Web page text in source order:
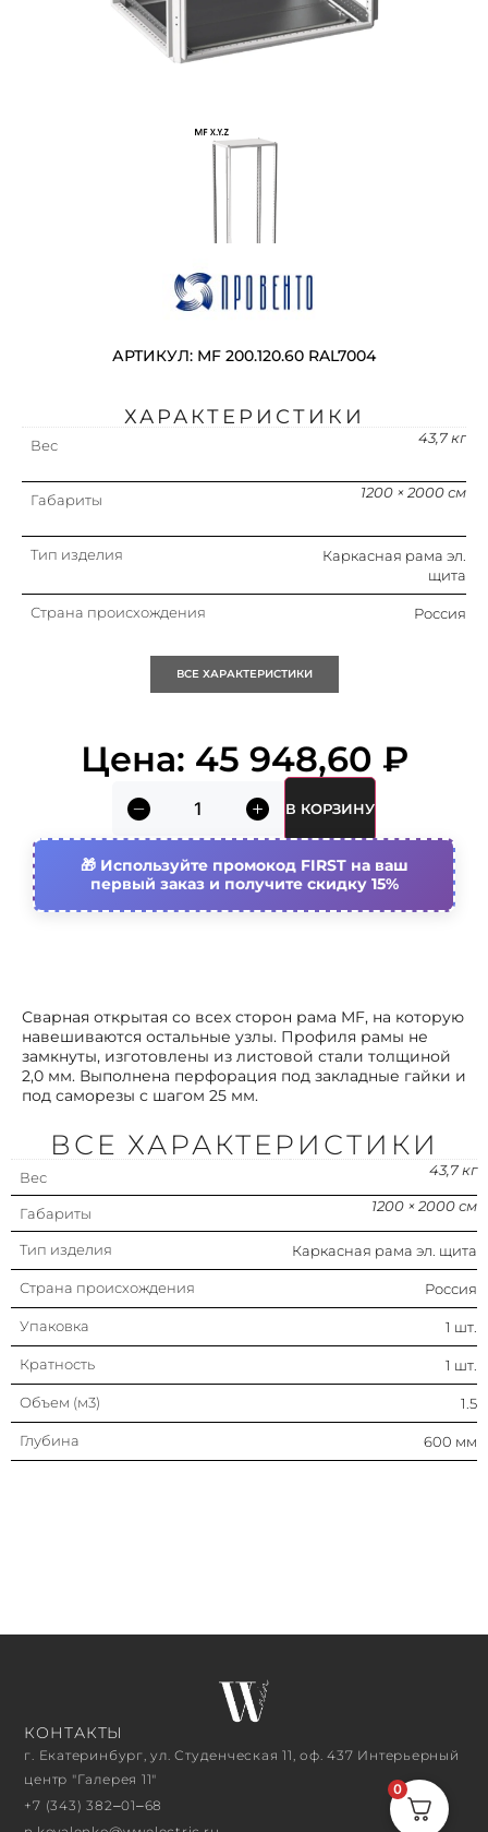
АРТИКУЛ: MF 200.120.60 RAL7004
Сварная открытая со всех сторон рама MF, на которую
навешиваются остальные узлы. Профиля рамы не
замкнуты, изготовлены из листовой стали толщиной
2,0 мм. Выполнена перфорация под закладные гайки и
под саморезы с шагом 25 мм.
ХАРАКТЕРИСТИКИ
Вес 43,7 кг
Габариты 1200 × 2000 см
Тип изделия
Каркасная рама эл.
щита
Страна происхождения Россия
Объем (м3)
ВСЕ ХАРАКТЕРИСТИКИ
Цена: 45 948,60 ₽
В КОРЗИНУ
Используйте промокод FIRST на ваш
первый заказ и получите скидку 15%
ВСЕ ХАРАКТЕРИСТИКИ
Вес 43,7 кг
Габариты 1200 × 2000 см
Тип изделия Каркасная рама эл. щита
Страна происхождения Россия
Упаковка 1 шт.
Кратность 1 шт.
Объем (м3) 1.5
Глубина 600 мм
КОНТАКТЫ
г. Екатеринбург, ул. Студенческая 11, оф. 437 Интерьерный
центр "Галерея 11"
+7 (343) 382‒01‒68
0